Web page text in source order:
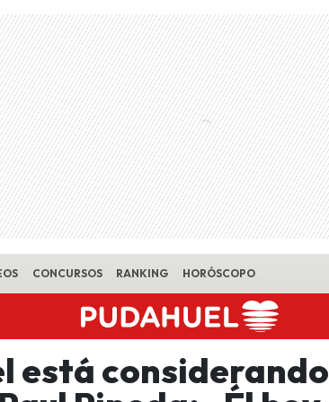
CONCURSOS RANKING HORÓSCOPO
está considerando